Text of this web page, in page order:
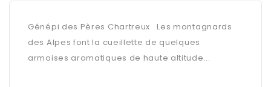
Génépi des Pères Chartreux Les montagnards
des Alpes font la cueillette de quelques
armoises aromatiques de haute altitude...